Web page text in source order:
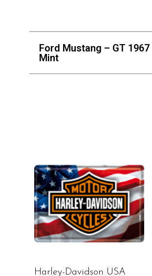
Ford Mustang – GT 1967
Mint
Harley-Davidson USA